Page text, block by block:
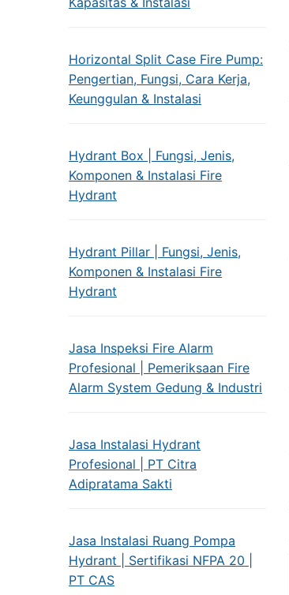
Horizontal Split Case Fire Pump:
Pengertian, Fungsi, Cara Kerja,
Keunggulan & Instalasi
Hydrant Box | Fungsi, Jenis,
Komponen & Instalasi Fire
Hydrant
Hydrant Pillar | Fungsi, Jenis,
Komponen & Instalasi Fire
Hydrant
Jasa Inspeksi Fire Alarm
Profesional | Pemeriksaan Fire
Alarm System Gedung & Industri
Jasa Instalasi Hydrant
Profesional | PT Citra
Adipratama Sakti
Jasa Instalasi Ruang Pompa
Hydrant | Sertifikasi NFPA 20 |
PT CAS